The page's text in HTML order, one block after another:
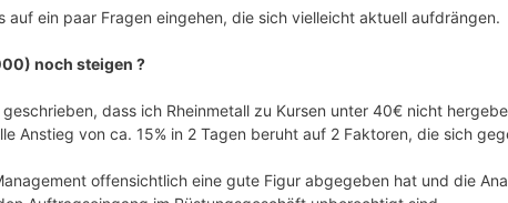
auf ein paar Fragen eingehen, die sich vielleicht aktuell aufdrängen.
noch steigen ?
dass ich Rheinmetall zu Kursen unter 40€ nicht
Anstieg von ca. 15% in 2 Tagen beruht auf 2 Faktoren, die sich
offensichtlich eine gute Figur abgegeben hat und die